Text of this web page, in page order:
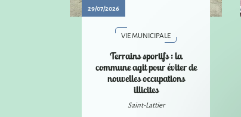
29/07/2026
VIE MUNICIPALE
Terrains sportifs : la
commune agit pour éviter de
nouvelles occupations
illicites
Saint-Lattier